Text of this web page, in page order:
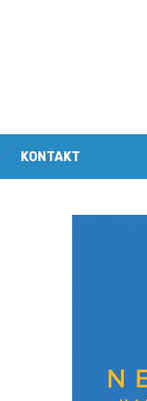
KONTAKT